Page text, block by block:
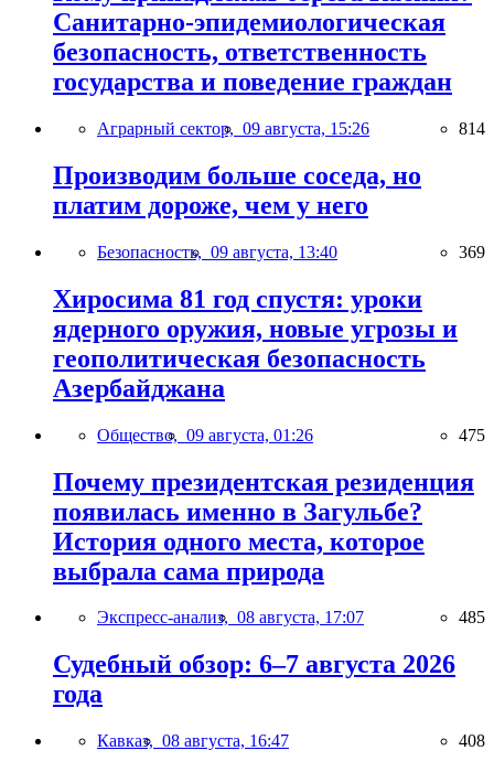
Санитарно-эпидемиологическая
безопасность, ответственность
государства и поведение граждан
Аграрный сектор, 09 августа, 15:26 814
Производим больше соседа, но
платим дороже, чем у него
Безопасность, 09 августа, 13:40 369
Хиросима 81 год спустя: уроки
ядерного оружия, новые угрозы и
геополитическая безопасность
Азербайджана
Общество, 09 августа, 01:26 475
Почему президентская резиденция
появилась именно в Загульбе?
История одного места, которое
выбрала сама природа
Экспресс-анализ, 08 августа, 17:07 485
Судебный обзор: 6–7 августа 2026
года
Кавказ, 08 августа, 16:47 408